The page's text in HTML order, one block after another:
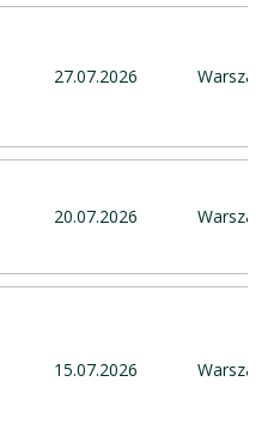
27.07.2026 Warszawa
20.07.2026 Warszawa
15.07.2026 Warszawa